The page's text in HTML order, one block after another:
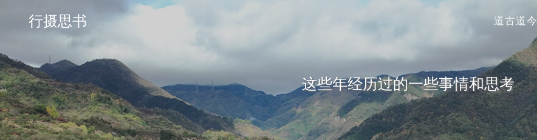
行摄思书 道古道今
这些年经历过的一些事情和思考